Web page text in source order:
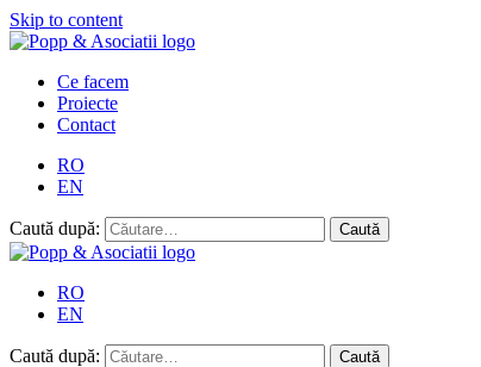
Skip to content
Ce facem
Proiecte
Contact
RO
EN
Caută după:
RO
EN
Caută după: